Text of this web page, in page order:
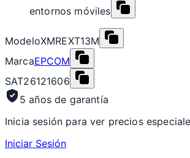
entornos móviles
ModeloXMREXT13M
MarcaEPCOM
SAT26121606
5 años de garantía
Inicia sesión para ver precios
Iniciar Sesión